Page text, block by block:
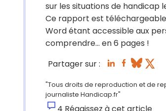
sur les situations de handicap
Ce rapport est téléchargeable
Word étant accessible aux
comprendre… en 6 pages !
Partager sur :
"Tous droits de reproduction et de
journaliste Handicap.fr"